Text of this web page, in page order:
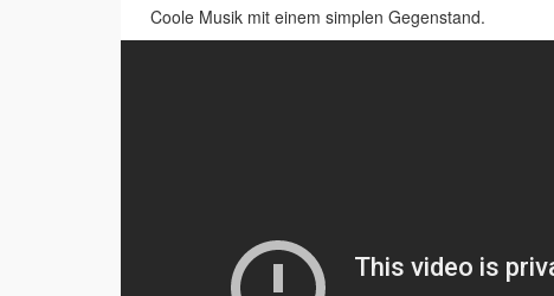
Coole Musik mit einem simplen Gegenstand.